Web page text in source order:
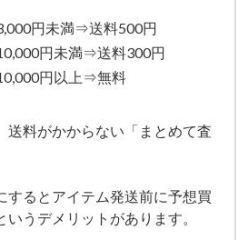
円未満⇒送料500円
円未満⇒送料300円
円以上⇒無料
送料がかからない「まとめて査
するとアイテム発送前に予想買
うデメリットがあります。